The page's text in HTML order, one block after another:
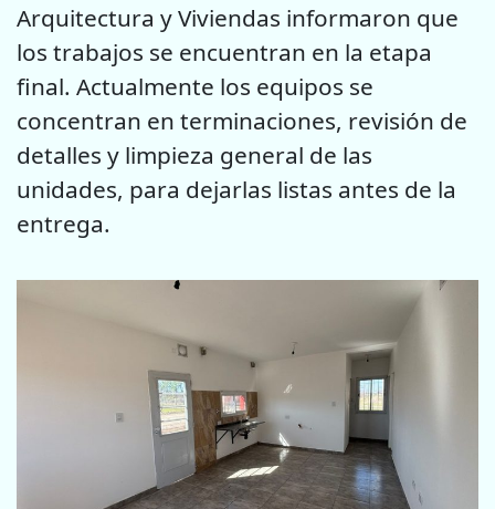
Arquitectura y Viviendas informaron que
los trabajos se encuentran en la etapa
final. Actualmente los equipos se
concentran en terminaciones, revisión de
detalles y limpieza general de las
unidades, para dejarlas listas antes de la
entrega.